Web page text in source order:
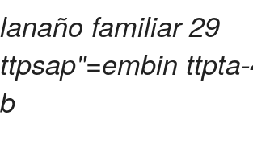
lanaño familiar 29
ttpsap"=embin
b